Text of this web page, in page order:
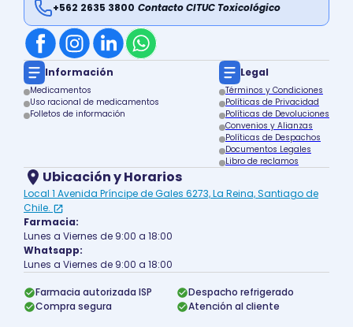
+562 2635 3800 Contacto CITUC Toxicológico
Información
Medicamentos
Uso racional de medicamentos
Folletos de información
Legal
Términos y Condiciones
Políticas de Privacidad
Políticas de Devoluciones
Convenios y Alianzas
Políticas de Despachos
Documentos Legales
Libro de reclamos
Ubicación y Horarios
Local 1 Avenida Príncipe de Gales 6273, La Reina, Santiago de
Chile.
Farmacia:
Lunes a Viernes de 9:00 a 18:00
Whatsapp:
Lunes a Viernes de 9:00 a 18:00
Farmacia autorizada ISP
Despacho refrigerado
Compra segura
Atención al cliente